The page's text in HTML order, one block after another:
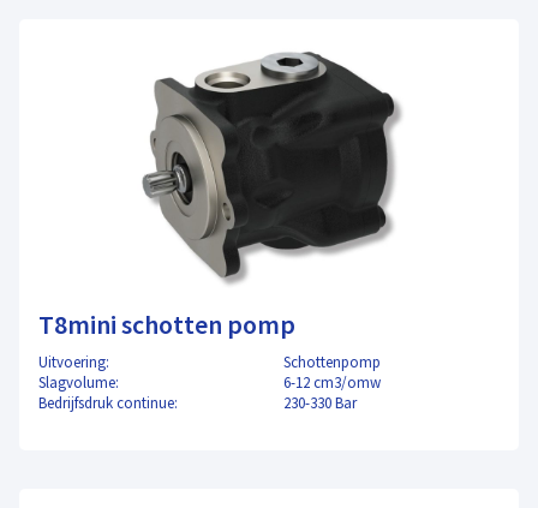
T8mini schotten pomp
Uitvoering:
Schottenpomp
Slagvolume:
6-12 cm3/omw
Bedrijfsdruk continue:
230-330 Bar